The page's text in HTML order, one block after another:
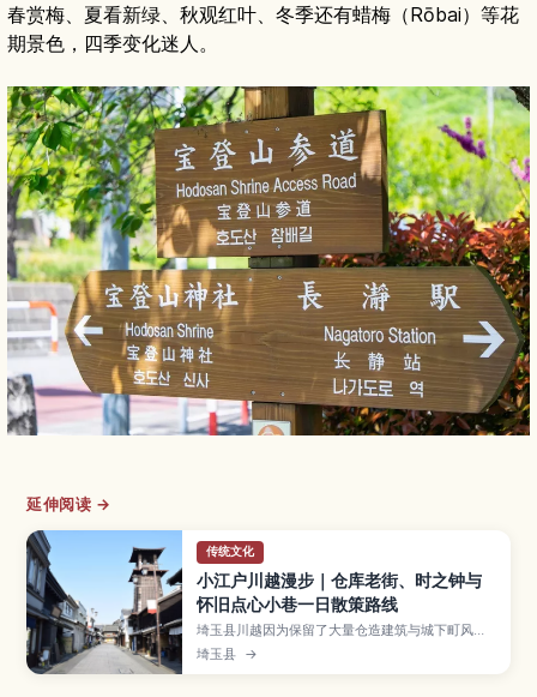
春赏梅、夏看新绿、秋观红叶、冬季还有蜡梅（Rōbai）等花
期景色，四季变化迷人。
延伸阅读 →
传统文化
小江户川越漫步｜仓库老街、时之钟与
怀旧点心小巷一日散策路线
埼玉县川越因为保留了大量仓造建筑与城下町风
情，被称为“小江户”，街上有象征性的“时之钟”和
充满昭和气息的菓子屋横丁等人气景点。本文将介
埼玉县 →